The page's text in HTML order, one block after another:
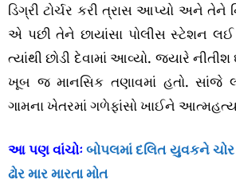
ડિગ્રી ટોર્ચર કરી ત્રાસ આપ્યો અને તેને
એ પછી તેને છાયાંસા પોલીસ સ્ટેશન
ત્યાંથી છોડી દેવામાં આવ્યો. જ્યારે નીતીશ
ખૂબ જ માનસિક તણાવમાં હતો. સાંજે
ગામના ખેતરમાં ગળેફાંસો ખાઈને
આ પણ વાંચોઃબોપલમાં દલિત યુવકને
ઢોર માર મારતા મોત